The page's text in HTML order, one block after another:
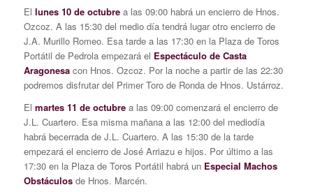
El lunes 10 de octubrea las 09:00 habrá un encierro de Hnos.
Ozcoz. A las 15:30 del medio día tendrá lugar otro encierro de
J.A. Murillo Romeo. Esa tarde a las 17:30 en la Plaza de Toros
Portátil de Pedrola empezará el Espectáculo de Casta
Aragonesacon Hnos. Ozcoz. Por la noche a partir de las 22:30
podremos disfrutar del Primer Toro de Ronda de Hnos. Ustárroz.
El martes 11 de octubrea las 09:00 comenzará el encierro de
J.L. Cuartero. Esa misma mañana a las 12:00 del mediodía
habrá becerrada de J.L. Cuartero. A las 15:30 de la tarde
empezará el encierro de José Arriazu e hijos. Por último a las
17:30 en la Plaza de Toros Portátil habrá un Especial Machos
Obstáculosde Hnos. Marcén.